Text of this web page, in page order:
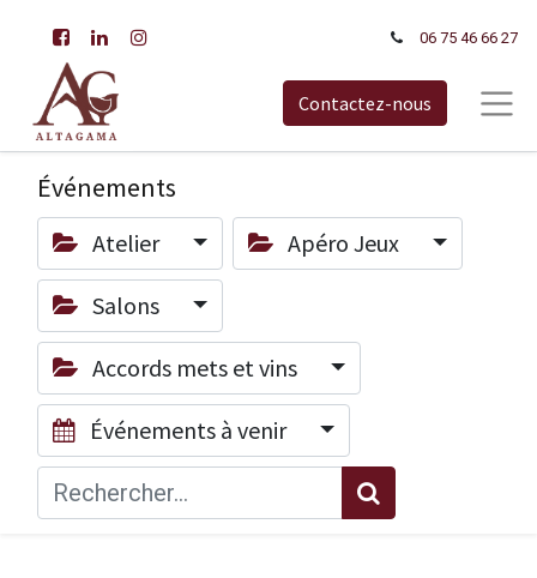
06 75 46 66​ 27
Contactez-nous
Événements
Atelier Apéro Jeux
Salons
Accords mets et vins
Événements à venir